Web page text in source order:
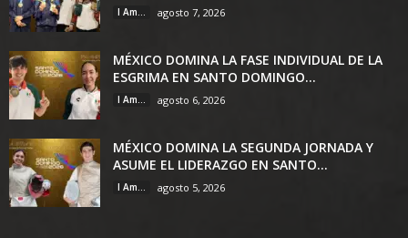
I Am... agosto 7, 2026
MÉXICO DOMINA LA FASE INDIVIDUAL DE LA
ESGRIMA EN SANTO DOMINGO...
I Am... agosto 6, 2026
MÉXICO DOMINA LA SEGUNDA JORNADA Y
ASUME EL LIDERAZGO EN SANTO...
I Am... agosto 5, 2026